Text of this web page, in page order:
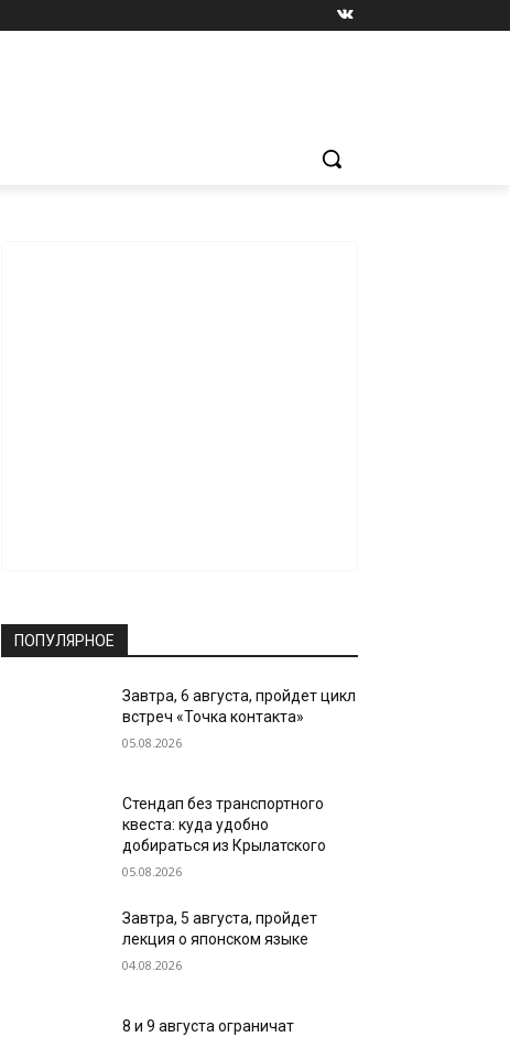
ПОПУЛЯРНОЕ
Завтра, 6 августа, пройдет цикл
встреч «Точка контакта»
05.08.2026
Стендап без транспортного
квеста: куда удобно
добираться из Крылатского
05.08.2026
Завтра, 5 августа, пройдет
лекция о японском языке
04.08.2026
8 и 9 августа ограничат